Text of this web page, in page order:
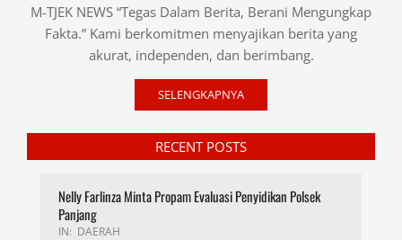
M-TJEK NEWS “Tegas Dalam Berita, Berani Mengungkap
Fakta.” Kami berkomitmen menyajikan berita yang
akurat, independen, dan berimbang.
SELENGKAPNYA
RECENT POSTS
Nelly Farlinza Minta Propam Evaluasi Penyidikan Polsek
Panjang
IN: DAERAH